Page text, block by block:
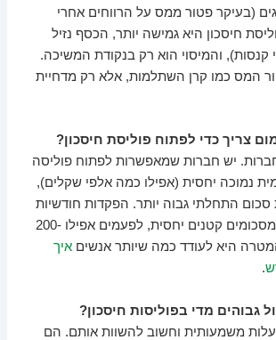
(בעיקר פטור ממס על הרווחים אחרי
חיסכון היא גמישה יותר, הכסף נזיל
קנסות), והמיסוי הוא רק בנקודת המשיכה.
המס כמו קרן השתלמות, אלא רק מדחיית
צריך כדי לפתוח פוליסת חיסכון?
יש חברות שמאפשרות לפתוח פוליסה
נמוכה יחסית (אפילו כמה אלפי שקלים),
סכום התחלתי גבוה יותר. הפקדות חודשיות
יכולות להתחיל גם מסכומים קטנים יחסית, לפעמים אפילו 200-
איך
.
גבוהים מדי בפוליסות חיסכון?
משמעותית וחשוב להשוות אותם. הם